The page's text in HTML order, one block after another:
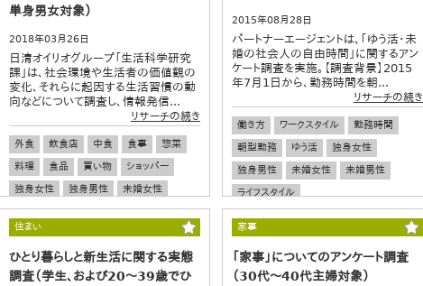
単身男女対象）
2018年03月26日
日清オイリオグループ「生活科学研究
課」は、社会環境や生活者の価値観の
変化、それらに起因する生活習慣の動
向などについて調査し、情報発信...
リサーチの続き
外食 飲食店 中食 食事
惣菜
料理
食品 買い物
ショッパー
独身女性
独身男性
未婚女性
未婚男性
2015年08月28日
パートナーエージェントは、｢ゆう活・未
婚の社会人の自由時間」に関するアン
ケート調査を実施。【調査背景】2015
年7月1日から、勤務時間を朝...
リサーチの続き
働き方 ワークスタイル
勤務時間
朝型勤務
ゆう活
独身女性
独身男性
未婚女性
未婚男性
ライフスタイル
住まい
ひとり暮らしと新生活に関する実態
調査（学生、および20～39歳でひ
家事
「家事」についてのアンケート調査
（30代～40代主婦対象）